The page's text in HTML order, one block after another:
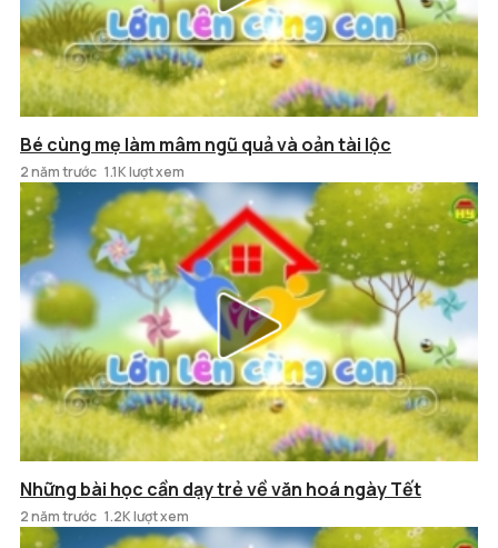
Bé cùng mẹ làm mâm ngũ quả và oản tài lộc
2 năm trước 1.1K lượt xem
Những bài học cần dạy trẻ về văn hoá ngày Tết
2 năm trước 1.2K lượt xem